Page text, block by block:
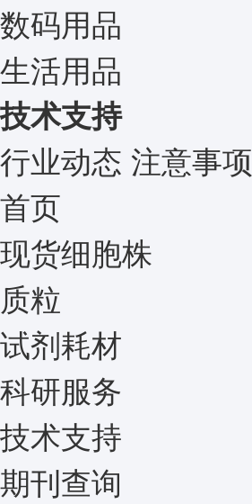
数码用品
生活用品
技术支持
行业动态 注意事项
首页
现货细胞株
质粒
试剂耗材
科研服务
技术支持
期刊查询